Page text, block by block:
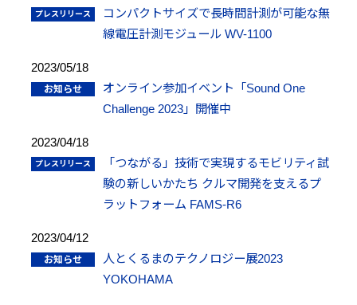
コンパクトサイズで長時間計測が可能な無
線電圧計測モジュール WV-1100
2023/05/18
オンライン参加イベント「Sound One
Challenge 2023」開催中
2023/04/18
「つながる」技術で実現するモビリティ試
験の新しいかたち クルマ開発を支えるプ
ラットフォーム FAMS-R6
2023/04/12
人とくるまのテクノロジー展2023
YOKOHAMA